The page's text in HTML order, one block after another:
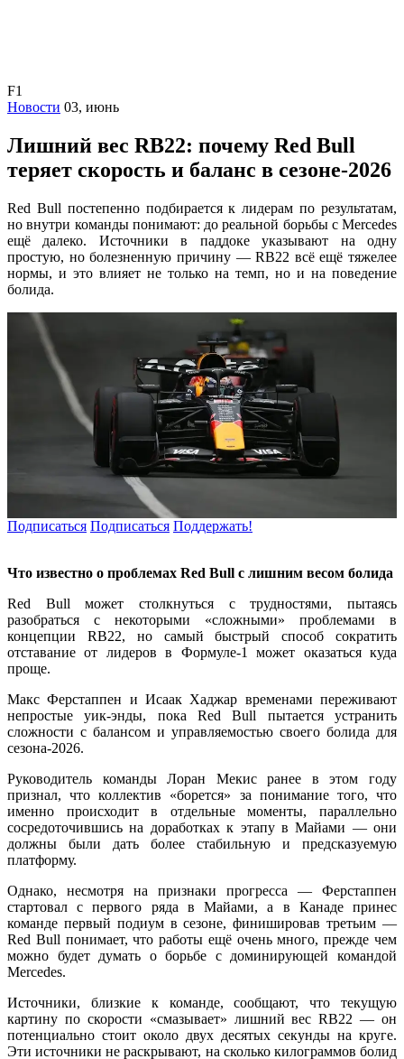
F1
Новости 03, июнь
Лишний вес RB22: почему Red Bull
теряет скорость и баланс в сезоне-2026
Red Bull постепенно подбирается к лидерам по результатам,
но внутри команды понимают: до реальной борьбы с Mercedes
ещё далеко. Источники в паддоке указывают на одну
простую, но болезненную причину — RB22 всё ещё тяжелее
нормы, и это влияет не только на темп, но и на поведение
болида.
Подписаться Подписаться Поддержать!
Что известно о проблемах Red Bull с лишним весом болида
Red Bull может столкнуться с трудностями, пытаясь
разобраться с некоторыми «сложными» проблемами в
концепции RB22, но самый быстрый способ сократить
отставание от лидеров в Формуле-1 может оказаться куда
проще.
Макс Ферстаппен и Исаак Хаджар временами переживают
непростые уик-энды, пока Red Bull пытается устранить
сложности с балансом и управляемостью своего болида для
сезона-2026.
Руководитель команды Лоран Мекис ранее в этом году
признал, что коллектив «борется» за понимание того, что
именно происходит в отдельные моменты, параллельно
сосредоточившись на доработках к этапу в Майами — они
должны были дать более стабильную и предсказуемую
платформу.
Однако, несмотря на признаки прогресса — Ферстаппен
стартовал с первого ряда в Майами, а в Канаде принес
команде первый подиум в сезоне, финишировав третьим —
Red Bull понимает, что работы ещё очень много, прежде чем
можно будет думать о борьбе с доминирующей командой
Mercedes.
Источники, близкие к команде, сообщают, что текущую
картину по скорости «смазывает» лишний вес RB22 — он
потенциально стоит около двух десятых секунды на круге.
Эти источники не раскрывают, на сколько килограммов болид